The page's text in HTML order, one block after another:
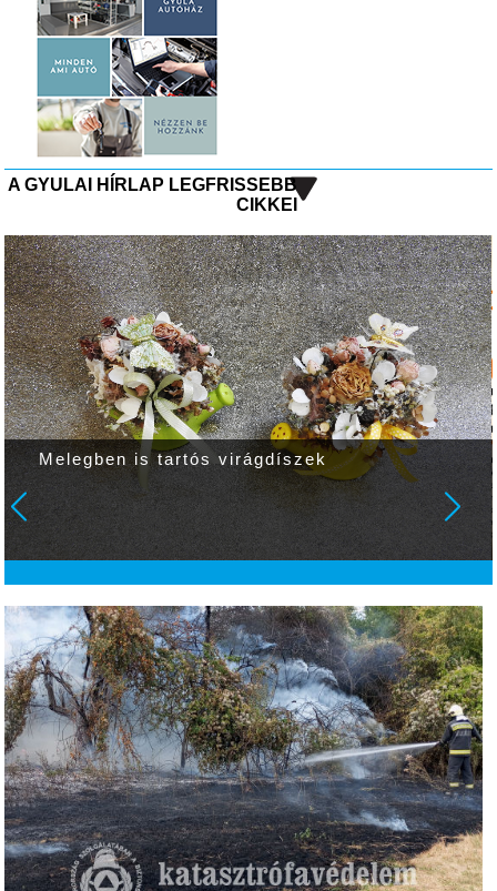
A GYULAI HÍRLAP LEGFRISSEBB
CIKKEI
Melegben is tartós virágdíszek